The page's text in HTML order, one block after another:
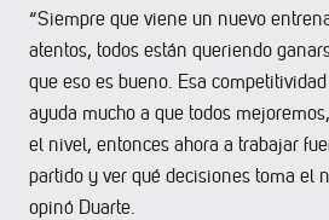
“Siempre que viene un nuevo
atentos, todos están queriendo
que eso es bueno. Esa
ayuda mucho a que todos
el nivel, entonces ahora a trabajar
partido y ver qué decisiones toma el
opinó Duarte.